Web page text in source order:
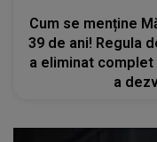
Cum se menține
39 de ani! Regula
a eliminat
a